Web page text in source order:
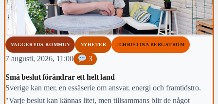
VAGGERYDS KOMMUN NYHETER #CHRISTINA BERGSTRÖM
7 augusti, 2026, 11:00 3
Små beslut förändrar ett helt land
Sverige kan mer, en essäserie om ansvar, energi och framtidstro.
"Varje beslut kan kännas litet, men tillsammans blir de något